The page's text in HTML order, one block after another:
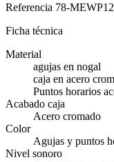
Referencia 78-
Ficha técnica
Material
agujas en nogal
caja en acero
Puntos horarios
Acabado caja
Acero cromado
Color
Agujas y puntos
Nivel sonoro